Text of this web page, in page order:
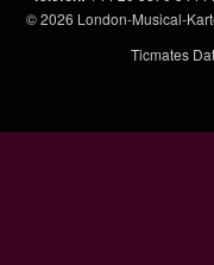
© 2026 London-Musical-
Ticmates